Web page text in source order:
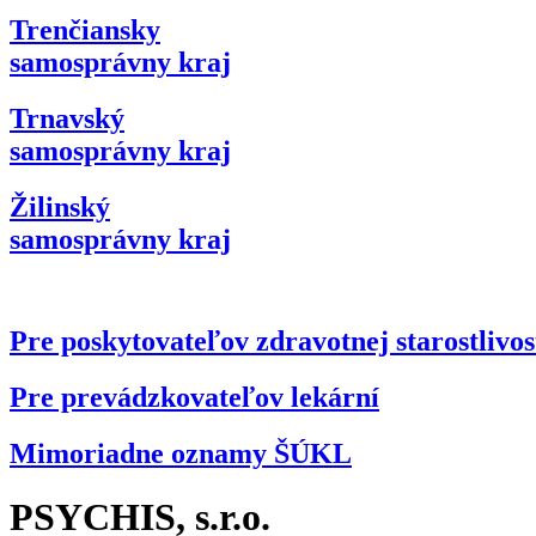
Trenčiansky
samosprávny kraj
Trnavský
samosprávny kraj
Žilinský
samosprávny kraj
Pre poskytovateľov zdravotnej
Pre prevádzkovateľov lekární
Mimoriadne oznamy ŠÚKL
PSYCHIS, s.r.o.